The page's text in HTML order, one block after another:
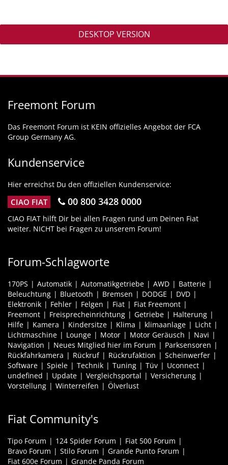
DESKTOP VERSION
Freemont Forum
Das Freemont Forum ist KEIN offizielles Angebot der FCA
Group Germany AG.
Kundenservice
Hier erreichst Du den offiziellen Kundenservice:
CIAO FIAT 00 800 3428 0000
CIAO FIAT hilft Dir bei allen Fragen rund um Deinen Fiat
weiter. NICHT bei Fragen zu unserem Forum!
Forum-Schlagworte
170PS Automatik Automatikgetriebe AWD
Batterie
Beleuchtung
Bluetooth Bremsen DODGE
DVD
Elektronik
Fehler Felgen Fiat
Fiat Freemont
Freemont
Freisprecheinrichtung Getriebe
Halterung
Hilfe
Kamera Kindersitze Klima klimaanlage
Licht
Lichtmaschine
Lounge Motor Motor Geräusch
Navi
Navigation
Neues Mitglied hier im Forum
Parksensoren
Rückfahrkamera
Rückruf Rückrufaktion
Scheinwerfer
Software
Spiele Technik Tuning Tüv
Uconnect
undefined
Update Vergleichsportal
Versicherung
Vorstellung
Winterreifen Ölverlust
Fiat Community's
Tipo Forum 124 Spider Forum
Fiat 500 Forum
Bravo Forum
Stilo Forum
Grande Punto Forum
Fiat 600e Forum
Grande Panda Forum